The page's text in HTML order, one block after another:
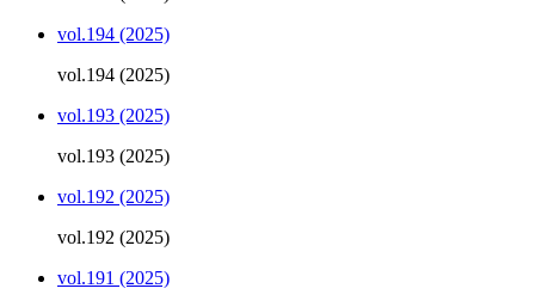
vol.194 (2025)
vol.194 (2025)
vol.193 (2025)
vol.193 (2025)
vol.192 (2025)
vol.192 (2025)
vol.191 (2025)